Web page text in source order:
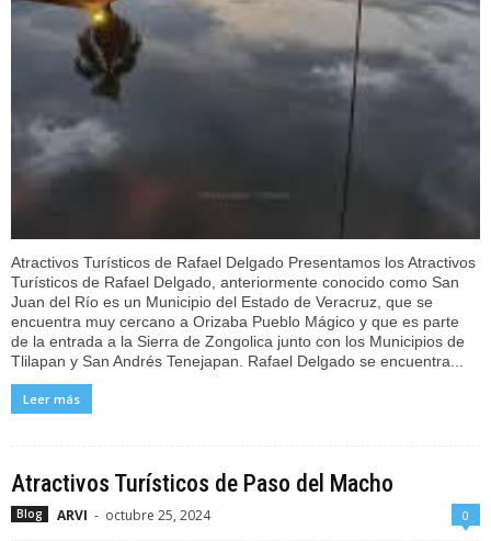
Atractivos Turísticos de Rafael Delgado Presentamos los Atractivos
Turísticos de Rafael Delgado, anteriormente conocido como San
Juan del Río es un Municipio del Estado de Veracruz, que se
encuentra muy cercano a Orizaba Pueblo Mágico y que es parte
de la entrada a la Sierra de Zongolica junto con los Municipios de
Tlilapan y San Andrés Tenejapan. Rafael Delgado se encuentra...
Leer más
Atractivos Turísticos de Paso del Macho
Blog ARVI - octubre 25, 2024 0